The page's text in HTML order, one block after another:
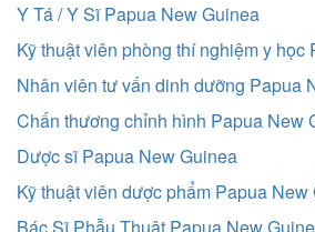
Y Tá / Y Sĩ Papua New Guinea
Kỹ thuật viên phòng thí nghiệm y học
Nhân viên tư vấn dinh dưỡng Papua
Chấn thương chỉnh hình Papua New
Dược sĩ Papua New Guinea
Kỹ thuật viên dược phẩm Papua New